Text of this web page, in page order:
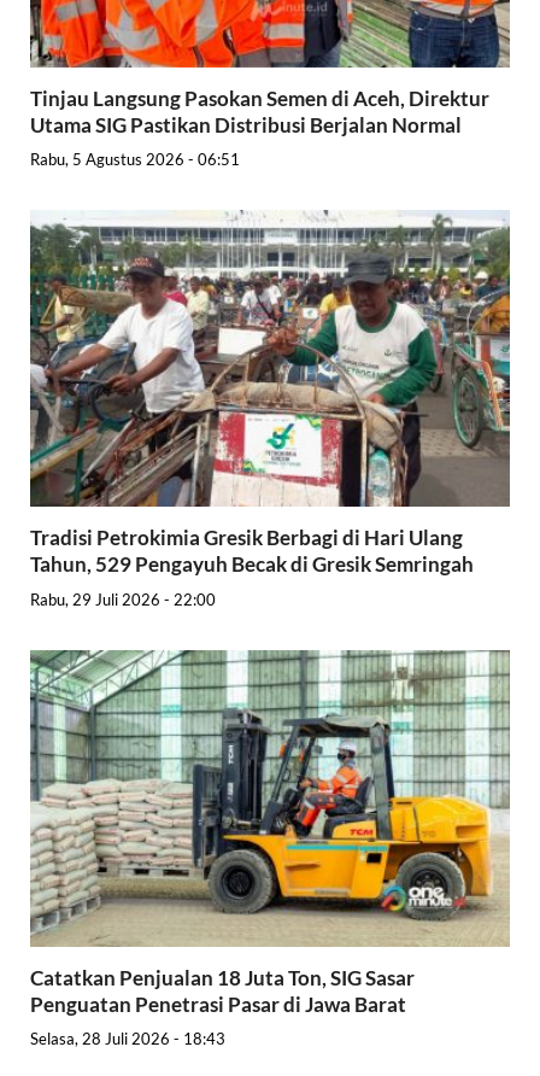
Tinjau Langsung Pasokan Semen di Aceh, Direktur
Utama SIG Pastikan Distribusi Berjalan Normal
Rabu, 5 Agustus 2026 - 06:51
Tradisi Petrokimia Gresik Berbagi di Hari Ulang
Tahun, 529 Pengayuh Becak di Gresik Semringah
Rabu, 29 Juli 2026 - 22:00
Catatkan Penjualan 18 Juta Ton, SIG Sasar
Penguatan Penetrasi Pasar di Jawa Barat
Selasa, 28 Juli 2026 - 18:43